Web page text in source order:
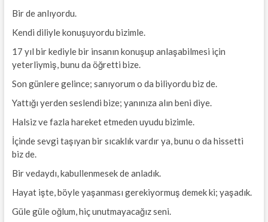
Bir de anlıyordu.
Kendi diliyle konuşuyordu bizimle.
17 yıl bir kediyle bir insanın konuşup anlaşabilmesi için
yeterliymiş, bunu da öğretti bize.
Son günlere gelince; sanıyorum o da biliyordu biz de.
Yattığı yerden seslendi bize; yanınıza alın beni diye.
Halsiz ve fazla hareket etmeden uyudu bizimle.
İçinde sevgi taşıyan bir sıcaklık vardır ya, bunu o da hissetti
biz de.
Bir vedaydı, kabullenmesek de anladık.
Hayat işte, böyle yaşanması gerekiyormuş demek ki; yaşadık.
Güle güle oğlum, hiç unutmayacağız seni.